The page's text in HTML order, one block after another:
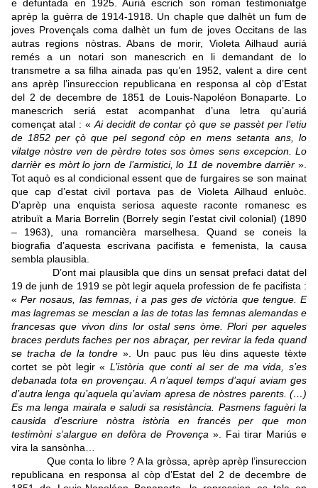
e defuntada en 1925. Auriá escrich son roman testimoniatge
aprèp la guèrra de 1914-1918. Un chaple que dalhèt un fum de
joves Provençals coma dalhèt un fum de joves Occitans de las
autras regions nòstras. Abans de morir, Violeta Ailhaud auriá
remés a un notari son manescrich en li demandant de lo
transmetre a sa filha ainada pas qu’en 1952, valent a dire cent
ans aprèp l’insureccion republicana en responsa al còp d’Estat
del 2 de decembre de 1851 de Louis-Napoléon Bonaparte. Lo
manescrich seriá estat acompanhat d’una letra qu’auriá
començat atal : « Ai decidit de contar çò que se passèt per l’etiu
de 1852 per çò que pel segond còp en mens setanta ans, lo
vilatge nòstre ven de pèrdre totes sos òmes sens excepcion. Lo
darrièr es mòrt lo jorn de l’armistici, lo 11 de novembre darrièr ».
Tot aquò es al condicional essent que de furgaires se son mainat
que cap d’estat civil portava pas de Violeta Ailhaud enluòc.
D’aprèp una enquista seriosa aqueste raconte romanesc es
atribuït a Maria Borrelin (Borrely segin l’estat civil colonial) (1890
– 1963), una romancièra marselhesa. Quand se coneis la
biografia d’aquesta escrivana pacifista e femenista, la causa
sembla plausibla.
D’ont mai plausibla que dins un sensat prefaci datat del
19 de junh de 1919 se pòt legir aquela profession de fe pacifista :
«Per nosaus, las femnas, i a pas ges de victòria que tengue. E
mas lagremas se mesclan a las de totas las femnas alemandas e
francesas que vivon dins lor ostal sens òme. Plori per aqueles
braces perduts faches per nos abraçar, per revirar la feda quand
se tracha de la tondre ». Un pauc pus lèu dins aqueste tèxte
cortet se pòt legir «L’istòria que conti al ser de ma vida, s’es
debanada tota en provençau. A n’aquel temps d’aquí aviam ges
d’autra lenga qu’aquela qu’aviam apresa de nòstres parents. (…)
Es ma lenga mairala e saludi sa resistància. Pasmens faguèri la
causida d’escriure nòstra istòria en francés per que mon
testimòni s’alargue en defòra de Provença ». Fai tirar Mariús e
vira la sansònha…
Que conta lo libre ? A la gròssa, aprèp aprèp l’insureccion
republicana en responsa al còp d’Estat del 2 de decembre de